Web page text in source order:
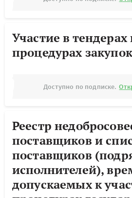
Участие в тендерах
процедурах
Доступно по подписке.
Реестр
поставщиков и
поставщиков
исполнителей),
допускаемых к